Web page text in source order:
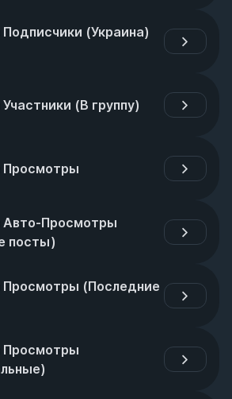
(Украина)
(В группу)
Просмотры
Авто-Просмотры
посты)
Просмотры (Последние
Просмотры